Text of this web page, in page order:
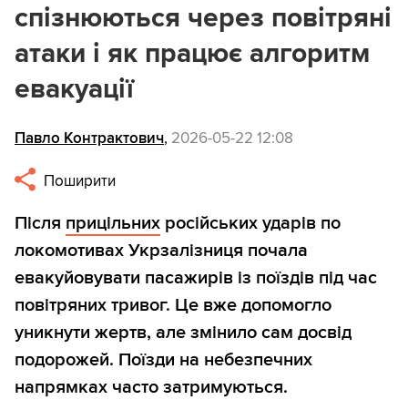
спізнюються через повітряні
атаки і як працює алгоритм
евакуації
Павло Контрактович, 2026-05-22 12:08
Поширити
Після прицільних російських ударів по
локомотивах Укрзалізниця почала
евакуйовувати пасажирів із поїздів під час
повітряних тривог. Це вже допомогло
уникнути жертв, але змінило сам досвід
подорожей. Поїзди на небезпечних
напрямках часто затримуються.